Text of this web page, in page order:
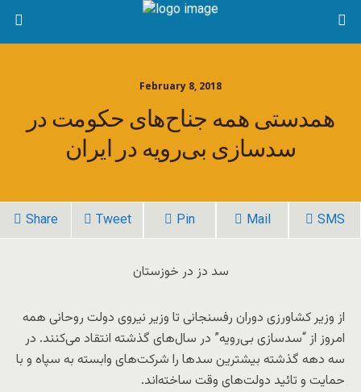
February 8, 2018
همدستی همه جناح‌های حکومت در
سدسازی بی‌رویه در ایران
Share Tweet Pin Mail SMS
سد دز در خوزستان
از وزیر کشاورزی دوران رفسنجانی تا وزیر نیروی دولت روحانی همه
امروز از “سدسازی بی‌رویه” در سال‌های گذشته انتقاد می‌کنند. در
سه دهه گذشته بیشترین سدها را شرکت‌های وابسته به سپاه و با
حمایت و تائید دولت‌های وقت ساخته‌اند.